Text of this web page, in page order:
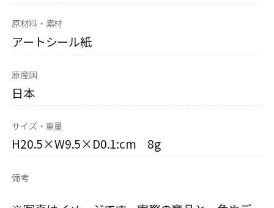
原材料・素材
アートシール紙
原産国
日本
サイズ・重量
H20.5×W9.5×D0.1:cm 8g
備考